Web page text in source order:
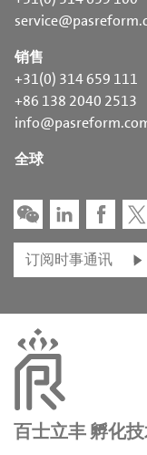
销售
+31(0) 314 659 111
+86 138 2040 2513
全球
订阅时事通讯
百士立丰 孵化